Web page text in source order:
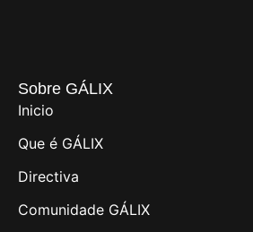
Sobre GÁLIX
Inicio
Que é GÁLIX
Directiva
Comunidade GÁLIX